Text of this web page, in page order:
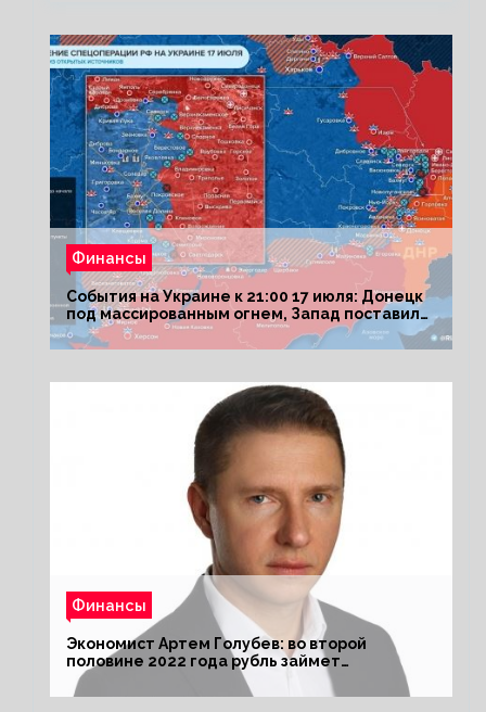
Финансы
События на Украине к 21:00 17 июля: Донецк
под массированным огнем, Запад поставил
Киеву ультиматум
Финансы
Экономист Артем Голубев: во второй
половине 2022 года рубль займет
комфортный курс